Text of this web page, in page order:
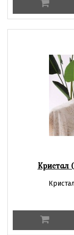
Кристал